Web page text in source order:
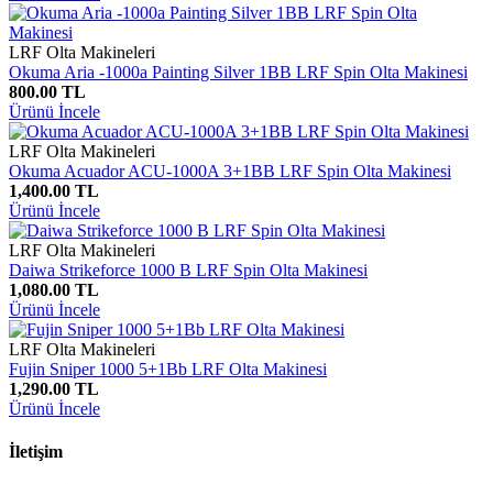
LRF Olta Makineleri
Okuma Aria -1000a Painting Silver 1BB LRF Spin Olta Makinesi
800.00 TL
Ürünü İncele
LRF Olta Makineleri
Okuma Acuador ACU-1000A 3+1BB LRF Spin Olta Makinesi
1,400.00 TL
Ürünü İncele
LRF Olta Makineleri
Daiwa Strikeforce 1000 B LRF Spin Olta Makinesi
1,080.00 TL
Ürünü İncele
LRF Olta Makineleri
Fujin Sniper 1000 5+1Bb LRF Olta Makinesi
1,290.00 TL
Ürünü İncele
İletişim